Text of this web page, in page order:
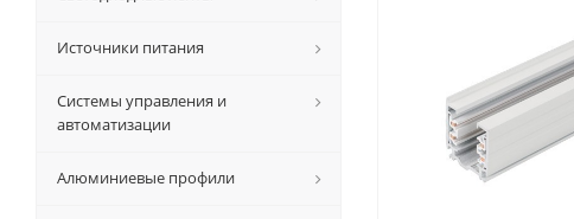
Источники питания
Системы управления и
автоматизации
Алюминиевые профили